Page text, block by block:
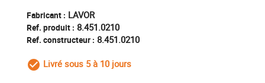
Fabricant : LAVOR
Ref. produit : 8.451.0210
Ref. constructeur : 8.451.0210
check_circle_outline
Livré sous 5 à 10 jours